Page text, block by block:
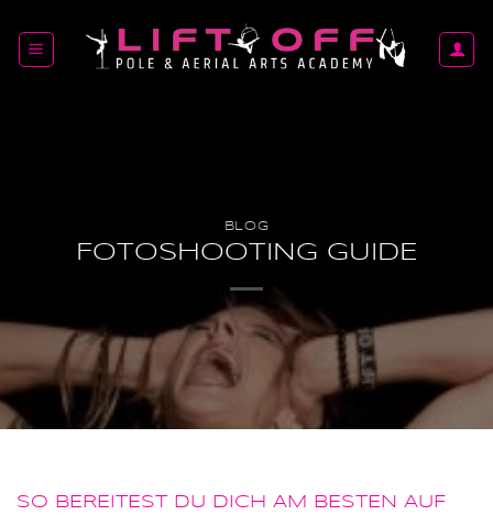
Inhalt
springen
BLOG
FOTOSHOOTING GUIDE
SO BEREITEST DU DICH AM BESTEN AUF